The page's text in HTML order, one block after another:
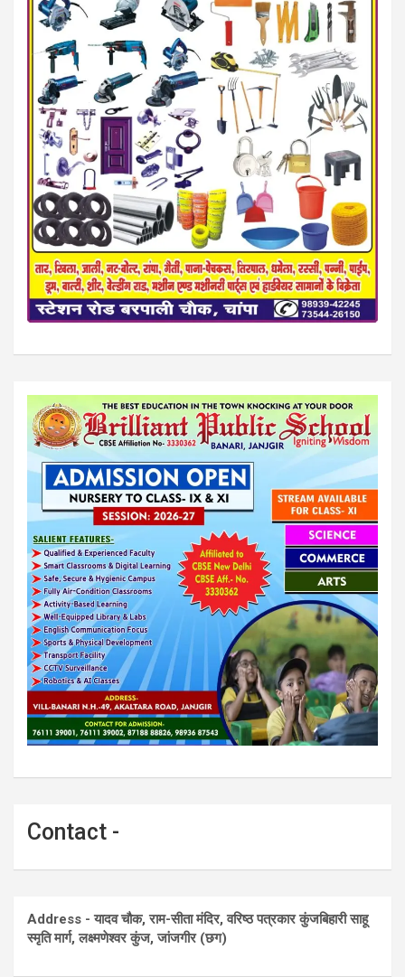
Contact -
Address - यादव चौक, राम-सीता मंदिर, वरिष्ठ पत्रकार कुंजबिहारी साहू
स्मृति मार्ग, लक्ष्मणेश्वर कुंज, जांजगीर (छग)